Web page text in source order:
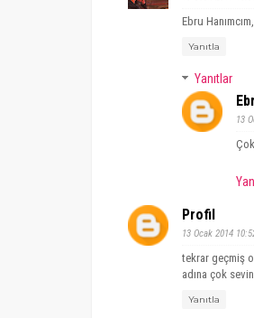
Ebru
Yanıtla
Yanıtlar
13
Profil
13 Ocak 2014
tekrar geçmiş
adına çok
Yanıtla